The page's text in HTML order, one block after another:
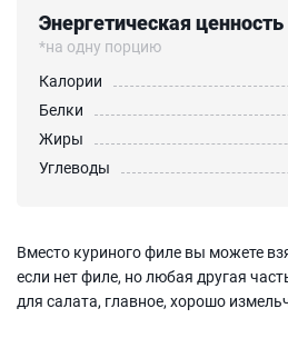
Энергетическая ценность
*на одну порцию
Калории
Белки
Жиры
Углеводы
Вместо куриного филе вы можете
если нет филе, но любая другая
для салата, главное, хорошо